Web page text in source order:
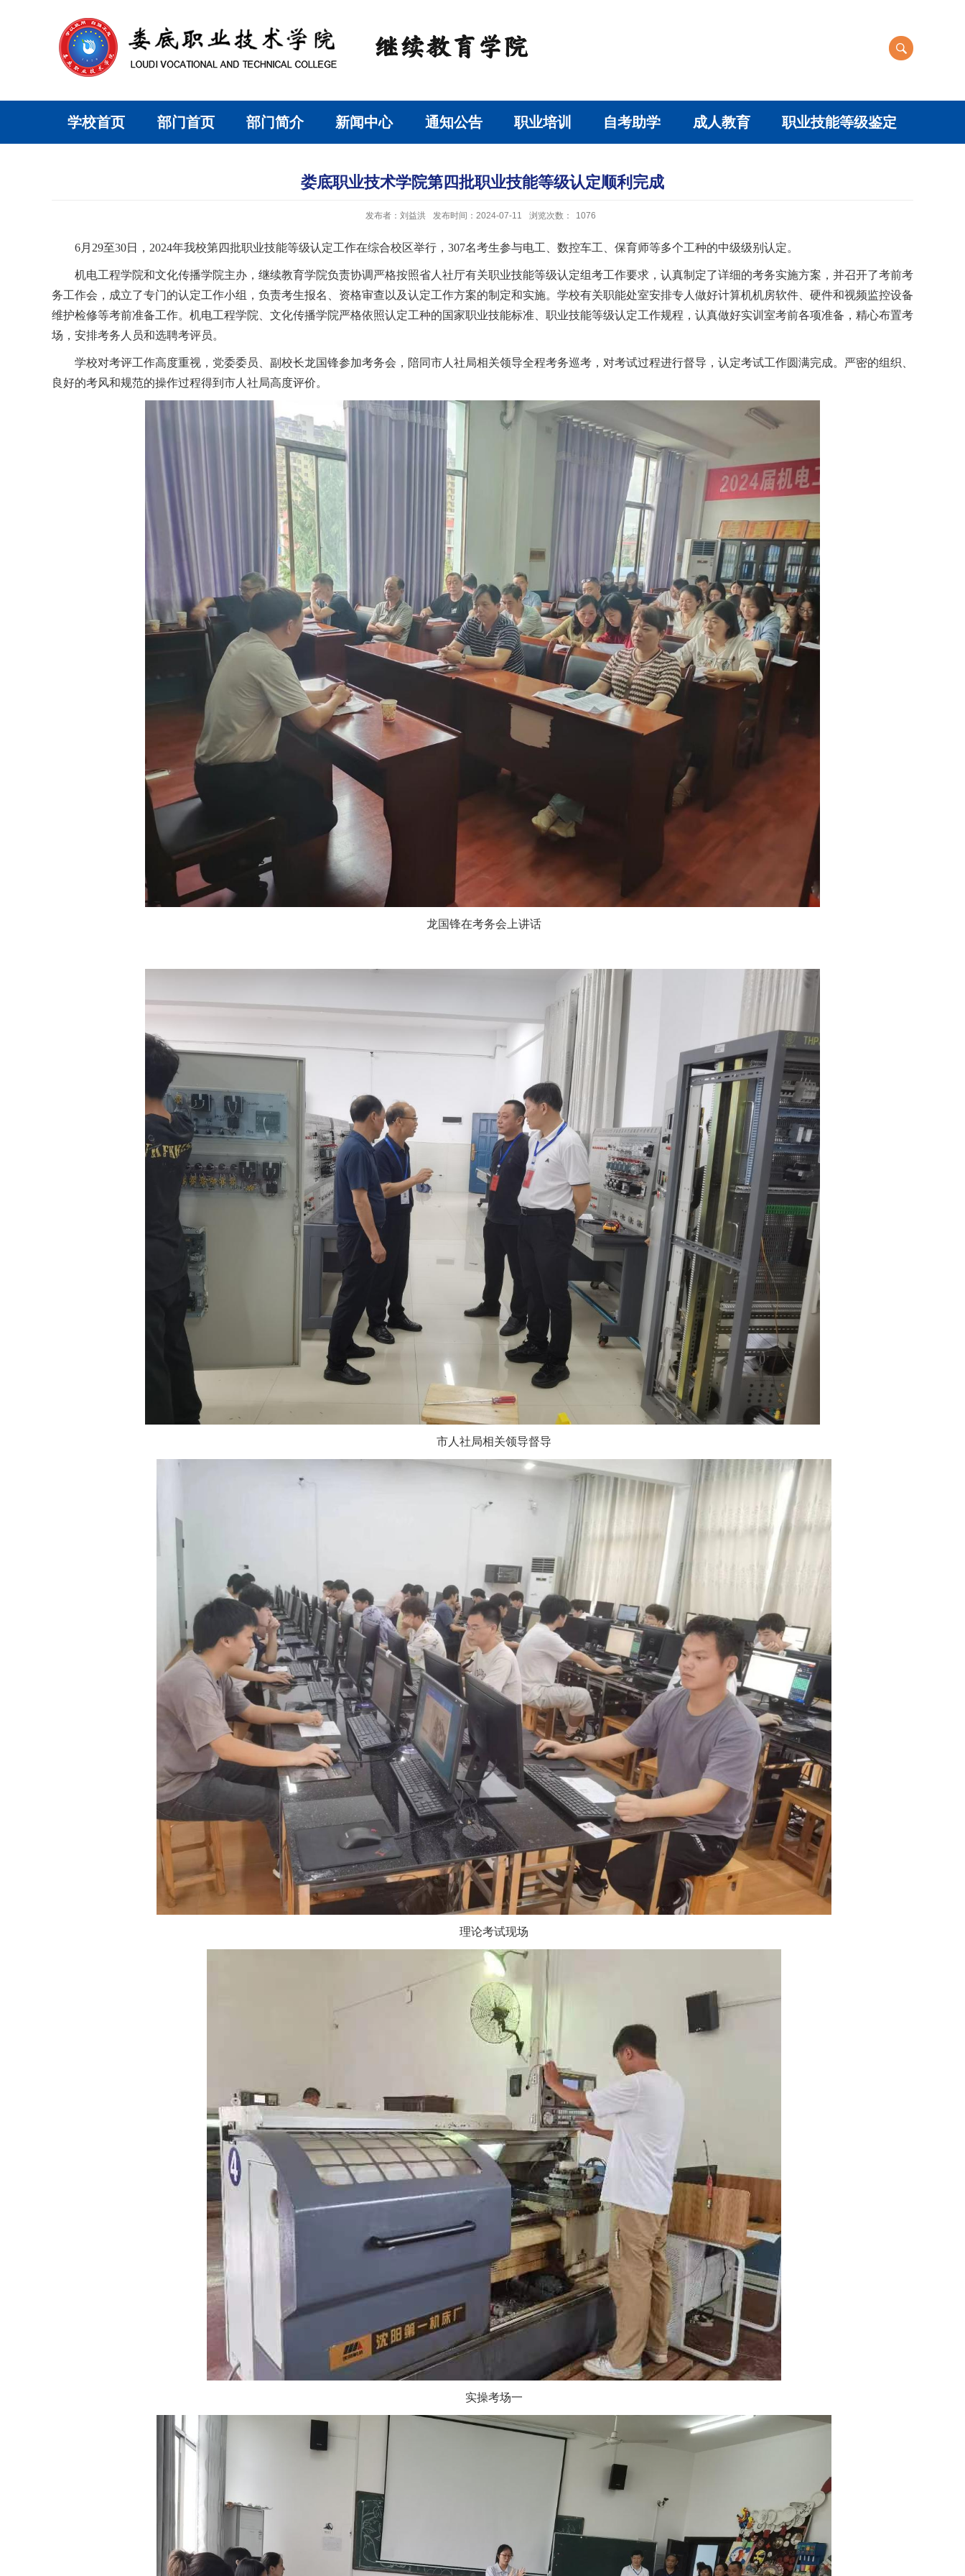
学校首页 部门首页 部门简介 新闻中心 通知公告 职业培训 自考助学 成人教育 职业技能等级鉴定
娄底职业技术学院第四批职业技能等级认定顺利完成
发布者：刘益洪 发布时间：2024-07-11 浏览次数： 1076
6月29至30日，2024年我校第四批职业技能等级认定工作在综合校区举行，307名考生参与电工、数控车工、保育师等多个工种的中级级别认定。
机电工程学院和文化传播学院主办，继续教育学院负责协调严格按照省人社厅有关职业技能等级认定组考工作要求，认真制定了详细的考务实施方案，并召开了考前考
务工作会，成立了专门的认定工作小组，负责考生报名、资格审查以及认定工作方案的制定和实施。学校有关职能处室安排专人做好计算机机房软件、硬件和视频监控设备
维护检修等考前准备工作。机电工程学院、文化传播学院严格依照认定工种的国家职业技能标准、职业技能等级认定工作规程，认真做好实训室考前各项准备，精心布置考
场，安排考务人员和选聘考评员。
学校对考评工作高度重视，党委委员、副校长龙国锋参加考务会，陪同市人社局相关领导全程考务巡考，对考试过程进行督导，认定考试工作圆满完成。严密的组织、
良好的考风和规范的操作过程得到市人社局高度评价。
龙国锋在考务会上讲话
市人社局相关领导督导
理论考试现场
实操考场一